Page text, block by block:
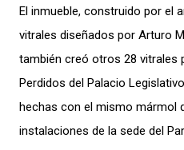
El inmueble, construido por el
vitrales diseñados por Arturo
también creó otros 28 vitrales
Perdidos del Palacio
hechas con el mismo mármol
instalaciones de la sede del